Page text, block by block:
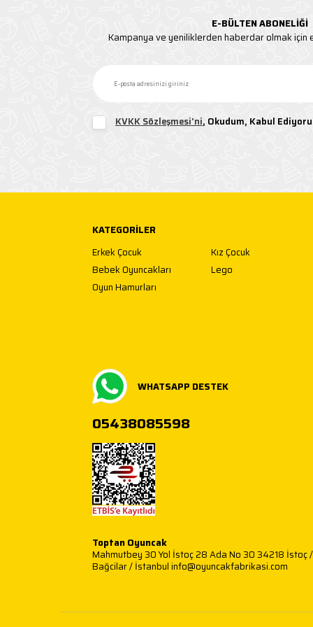
E-BÜLTEN ABONELIĞI
Kampanya ve yeniliklerden haberdar olmak için
KVKK Sözleşmesi'ni, Okudum, Kabul
KATEGORILER
Erkek Çocuk
Kız Çocuk
Bebek Oyuncakları
Lego
Oyun Hamurları
WHATSAPP DESTEK
05438085598
Toptan Oyuncak
Mahmutbey 30 Yol İstoç 28 Ada No 30 34218 İstoç /
Bağcilar / İstanbul info@oyuncakfabrikasi.com